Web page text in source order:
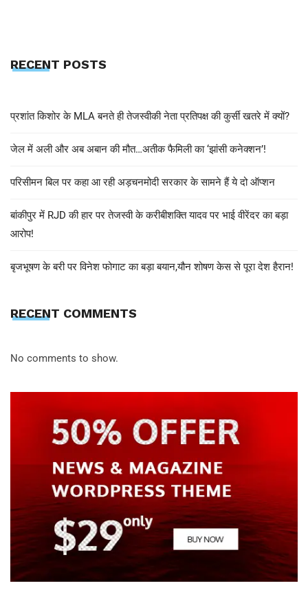
RECENT POSTS
प्रशांत किशोर के MLA बनते ही तेजस्वीकी नेता प्रतिपक्ष की कुर्सी खतरे में क्यों?
जेल में अली और अब अबान की मौत…अतीक फैमिली का ‘झांसी कनेक्शन’!
परिसीमन बिल पर कहा आ रही अड़चनमोदी सरकार के सामने हैं ये दो ऑप्शन
बांकीपुर में RJD की हार पर तेजस्वी के करीबीशक्ति यादव पर भाई वीरेंदर का बड़ा
आरोप!
बृजभूषण के बरी पर विनेश फोगाट का बड़ा बयान,यौन शोषण केस से पूरा देश हैरान!
RECENT COMMENTS
No comments to show.